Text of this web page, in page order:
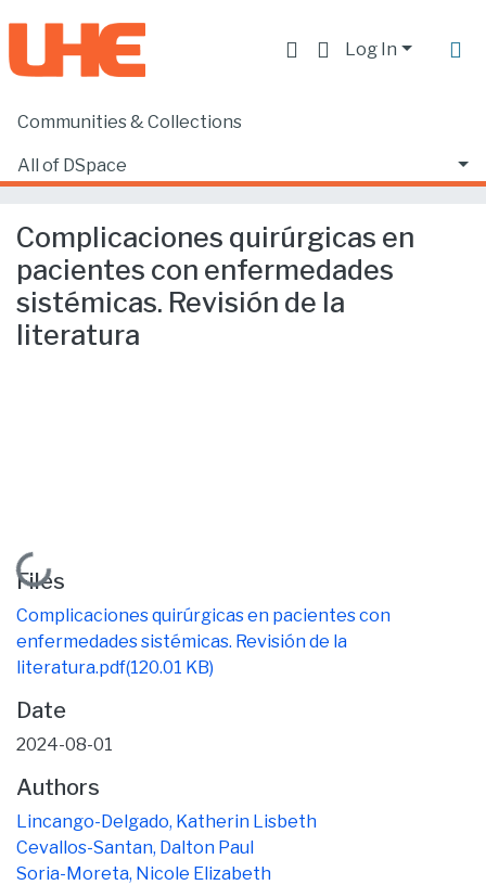
Log In
Communities & Collections
All of DSpace
Home
Complicaciones quirúrgicas en pacientes con enfermedades sistémicas. Revisión de la literatura
Complicaciones quirúrgicas en
pacientes con enfermedades
sistémicas. Revisión de la
literatura
Loading...
Files
Complicaciones quirúrgicas en pacientes con
enfermedades sistémicas. Revisión de la
literatura.pdf(120.01 KB)
Date
2024-08-01
Authors
Lincango-Delgado, Katherin Lisbeth
Cevallos-Santan, Dalton Paul
Soria-Moreta, Nicole Elizabeth